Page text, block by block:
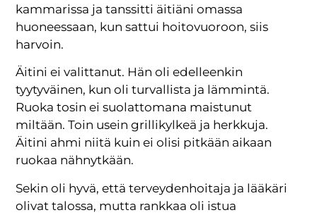
kammarissa ja tanssitti äitiäni omassa
huoneessaan, kun sattui hoitovuoroon, siis
harvoin.
Äitini ei valittanut. Hän oli edelleenkin
tyytyväinen, kun oli turvallista ja lämmintä.
Ruoka tosin ei suolattomana maistunut
miltään. Toin usein grillikylkeä ja herkkuja.
Äitini ahmi niitä kuin ei olisi pitkään aikaan
ruokaa nähnytkään.
Sekin oli hyvä, että terveydenhoitaja ja lääkäri
olivat talossa, mutta rankkaa oli istua